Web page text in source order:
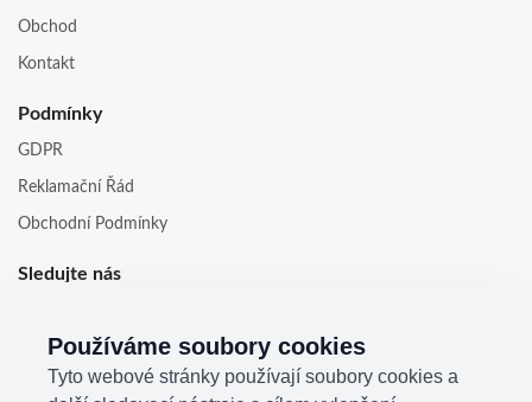
Obchod
Kontakt
Podmínky
GDPR
Reklamační Řád
Obchodní Podmínky
Sledujte nás
Používáme soubory cookies
Tyto webové stránky používají soubory cookies a